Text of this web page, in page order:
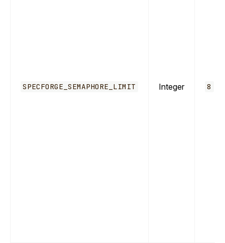
SPECFORGE_SEMAPHORE_LIMIT Integer 8